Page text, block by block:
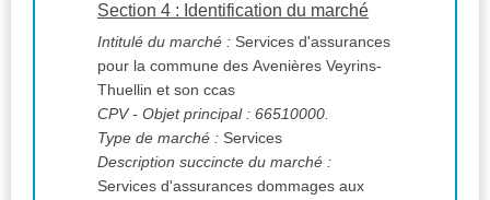
Section 4 : Identification du marché
Intitulé du marché : Services d'assurances
pour la commune des Avenières Veyrins-
Thuellin et son ccas
CPV- Objet principal : 66510000.
Type de marché : Services
Description succincte du marché :
Services d'assurances dommages aux